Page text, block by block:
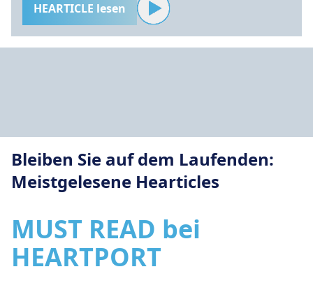
HEARTICLE lesen
Bleiben Sie auf dem Laufenden:
Meistgelesene Hearticles
MUST READ bei
HEARTPORT